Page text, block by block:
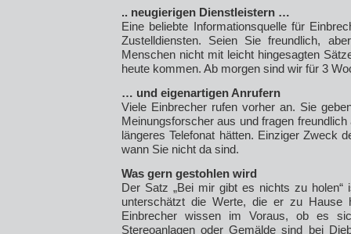
.. neugierigen Dienstleistern …
Eine beliebte Informationsquelle für
Zustelldiensten. Seien Sie freundlich,
Menschen nicht mit leicht hingesagten
heute kommen. Ab morgen sind wir für 3
… und eigenartigen Anrufern
Viele Einbrecher rufen vorher an. Sie
Meinungsforscher aus und fragen
längeres Telefonat hätten. Einziger Zweck
wann Sie nicht da sind.
Was gern gestohlen wird
Der Satz „Bei mir gibt es nichts zu holen“
unterschätzt die Werte, die er zu Hause
Einbrecher wissen im Voraus, ob es
Stereoanlagen oder Gemälde sind bei